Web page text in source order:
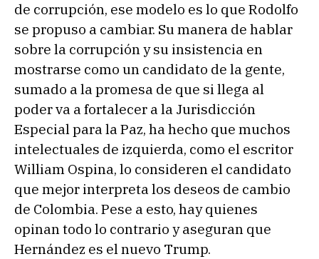
de corrupción, ese modelo es lo que Rodolfo
se propuso a cambiar. Su manera de hablar
sobre la corrupción y su insistencia en
mostrarse como un candidato de la gente,
sumado a la promesa de que si llega al
poder va a fortalecer a la Jurisdicción
Especial para la Paz, ha hecho que muchos
intelectuales de izquierda, como el escritor
William Ospina, lo consideren el candidato
que mejor interpreta los deseos de cambio
de Colombia. Pese a esto, hay quienes
opinan todo lo contrario y aseguran que
Hernández es el nuevo Trump.